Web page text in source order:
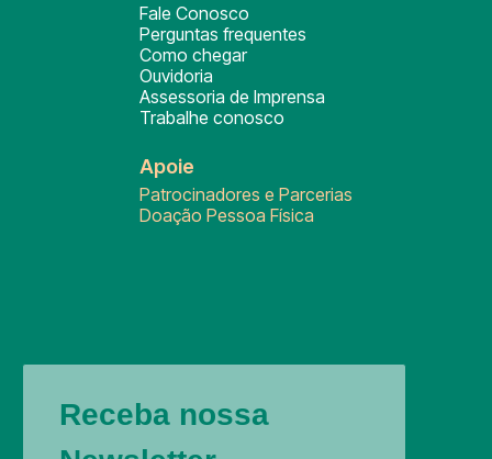
Fale Conosco
Perguntas frequentes
Como chegar
Ouvidoria
Assessoria de Imprensa
Trabalhe conosco
Apoie
Patrocinadores e Parcerias
Doação Pessoa Física